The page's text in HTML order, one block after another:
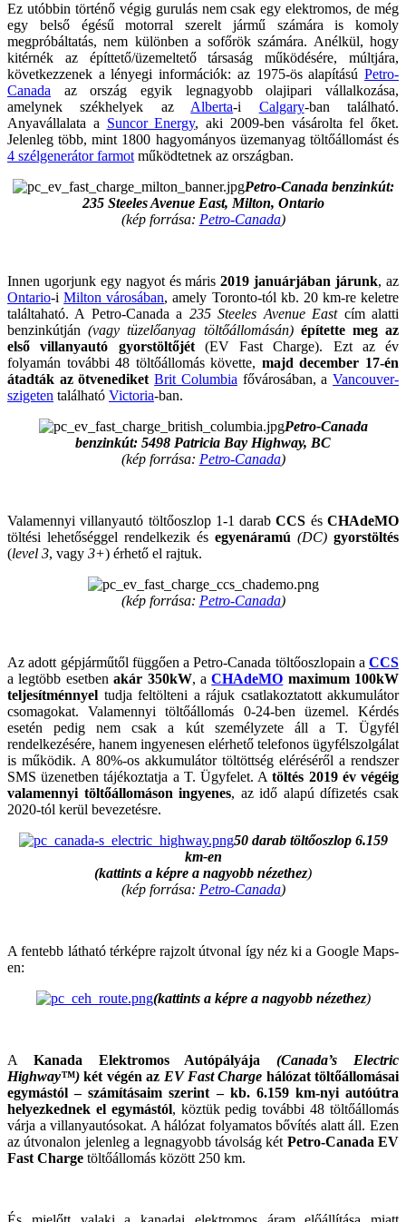
Ez utóbbin történő végig gurulás nem csak egy elektromos, de még
egy belső égésű motorral szerelt jármű számára is komoly
megpróbáltatás, nem különben a sofőrök számára. Anélkül, hogy
kitérnék az építtető/üzemeltető társaság működésére, múltjára,
következzenek a lényegi információk: az 1975-ös alapítású Petro-
Canada az ország egyik legnagyobb olajipari vállalkozása,
amelynek székhelyek az Alberta-i Calgary-ban található.
Anyavállalata a Suncor Energy, aki 2009-ben vásárolta fel őket.
Jelenleg több, mint 1800 hagyományos üzemanyag töltőállomást és
4 szélgenerátor farmot működtetnek az országban.
Petro-Canada benzinkút:
235 Steeles Avenue East, Milton, Ontario
(kép forrása: Petro-Canada)
Innen ugorjunk egy nagyot és máris2019 januárjában járunk, az
Ontario-iMilton városában, amely Toronto-tól kb. 20 km-re keletre
találtaható. A Petro-Canada a 235 Steeles Avenue Eastcím alatti
benzinkútján(vagy tüzelőanyag töltőállomásán) építette meg az
első villanyautó gyorstöltőjét(EV Fast Charge). Ezt az év
folyamán további 48 töltőállomás követte, majd december 17-én
átadták az ötvenediket Brit Columbia fővárosában, aVancouver-
szigeten található Victoria-ban.
Petro-Canada
benzinkút: 5498 Patricia Bay Highway, BC
(kép forrása: Petro-Canada)
Valamennyi villanyautó töltőoszlop 1-1 darabCCS ésCHAdeMO
töltési lehetőséggel rendelkezik és egyenáramú (DC) gyorstöltés
(level 3, vagy 3+) érhető el rajtuk.
(kép forrása: Petro-Canada)
Az adott gépjárműtől függően a Petro-Canada töltőoszlopain a CCS
a legtöbb esetbenakár 350kW, aCHAdeMO maximum 100kW
teljesítménnyel tudja feltölteni a rájuk csatlakoztatott akkumulátor
csomagokat. Valamennyi töltőállomás 0-24-ben üzemel. Kérdés
esetén pedig nem csak a kút személyzete áll a T. Ügyfél
rendelkezésére, hanem ingyenesen elérhető telefonos ügyfélszolgálat
is működik. A 80%-os akkumulátor töltöttség eléréséről a rendszer
SMS üzenetben tájékoztatja a T. Ügyfelet. Atöltés 2019 év végéig
valamennyi töltőállomáson ingyenes, az idő alapú dífizetés csak
2020-tól kerül bevezetésre.
50 darab töltőoszlop 6.159
km-en
(kattints a képre a nagyobb nézethez)
(kép forrása: Petro-Canada)
A fentebb látható térképre rajzolt útvonal így néz ki a Google Maps-
en:
(kattints a képre a nagyobb nézethez)
A Kanada Elektromos Autópályája(Canada’s Electric
Highway™) két végén az EV Fast Charge hálózat töltőállomásai
egymástól – számításaim szerint – kb. 6.159 km-nyi autóútra
helyezkednek el egymástól, köztük pedig további 48 töltőállomás
várja a villanyautósokat. A hálózat folyamatos bővítés alatt áll. Ezen
az útvonalon jelenleg a legnagyobb távolság két Petro-Canada EV
Fast Charge töltőállomás között 250 km.